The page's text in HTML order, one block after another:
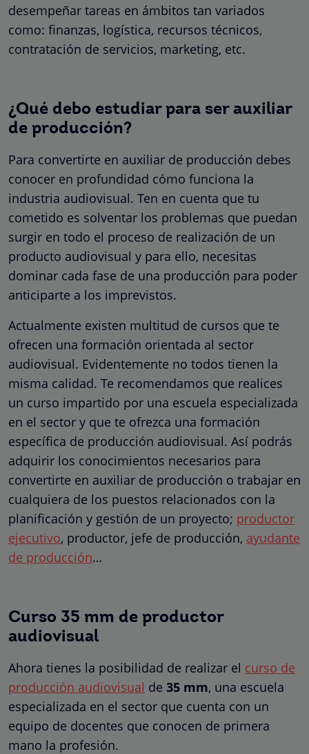
desempeñar tareas en ámbitos tan variados
como: finanzas, logística, recursos técnicos,
contratación de servicios, marketing, etc.
¿Qué debo estudiar para ser auxiliar
de producción?
Para convertirte en auxiliar de producción debes
conocer en profundidad cómo funciona la
industria audiovisual. Ten en cuenta que tu
cometido es solventar los problemas que puedan
surgir en todo el proceso de realización de un
producto audiovisual y para ello, necesitas
dominar cada fase de una producción para poder
anticiparte a los imprevistos.
Actualmente existen multitud de cursos que te
ofrecen una formación orientada al sector
audiovisual. Evidentemente no todos tienen la
misma calidad. Te recomendamos que realices
un curso impartido por una escuela especializada
en el sector y que te ofrezca una formación
específica de producción audiovisual. Así podrás
adquirir los conocimientos necesarios para
convertirte en auxiliar de producción o trabajar en
cualquiera de los puestos relacionados con la
planificación y gestión de un proyecto; productor
ejecutivo, productor, jefe de producción, ayudante
de producción…
Curso 35 mm de productor
audiovisual
Ahora tienes la posibilidad de realizar el curso de
producción audiovisual de 35 mm, una escuela
especializada en el sector que cuenta con un
equipo de docentes que conocen de primera
mano la profesión.